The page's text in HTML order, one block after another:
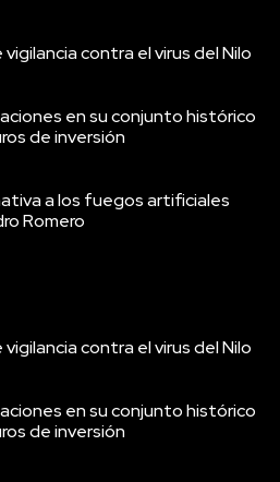
contra el virus del Nilo
en su conjunto histórico
de inversión
a los fuegos artificiales
Romero
contra el virus del Nilo
en su conjunto histórico
de inversión